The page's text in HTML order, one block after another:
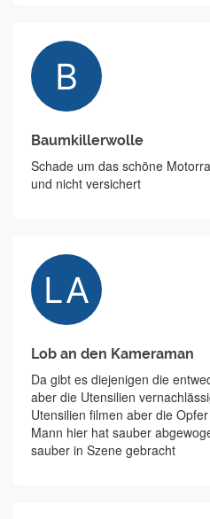
Baumkillerwolle
Schade um das schöne
und nicht versichert
Lob an den Kameraman
Da gibt es diejenigen die
aber die Utensilien
Utensilien filmen aber die
Mann hier hat sauber
sauber in Szene gebracht